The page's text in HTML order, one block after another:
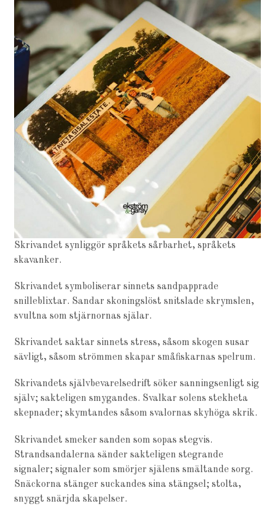
Skrivandet synliggör språkets sårbarhet, språkets
skavanker.
Skrivandet symboliserar sinnets sandpapprade
snilleblixtar. Sandar skoningslöst snitslade skrymslen,
svultna som stjärnornas själar.
Skrivandet saktar sinnets stress, såsom skogen susar
sävligt, såsom strömmen skapar småfiskarnas spelrum.
Skrivandets självbevarelsedrift söker sanningsenligt sig
själv; sakteligen smygandes. Svalkar solens stekheta
skepnader; skymtandes såsom svalornas skyhöga skrik.
Skrivandet smeker sanden som sopas stegvis.
Strandsandalerna sänder sakteligen stegrande
signaler; signaler som smörjer själens smältande sorg.
Snäckorna stänger suckandes sina stängsel; stolta,
snyggt snärjda skapelser.